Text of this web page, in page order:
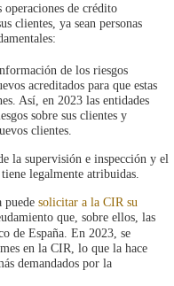
de crédito
clientes, ya sean personas
de los riesgos
acreditados para que estas
Así, en 2023 las entidades
sobre sus clientes y
clientes.
la supervisión e inspección y el
legalmente atribuidas.
puede solicitar a la CIR su
que, sobre ellos, las
de España. En 2023, se
en la CIR, lo que la hace
demandados por la